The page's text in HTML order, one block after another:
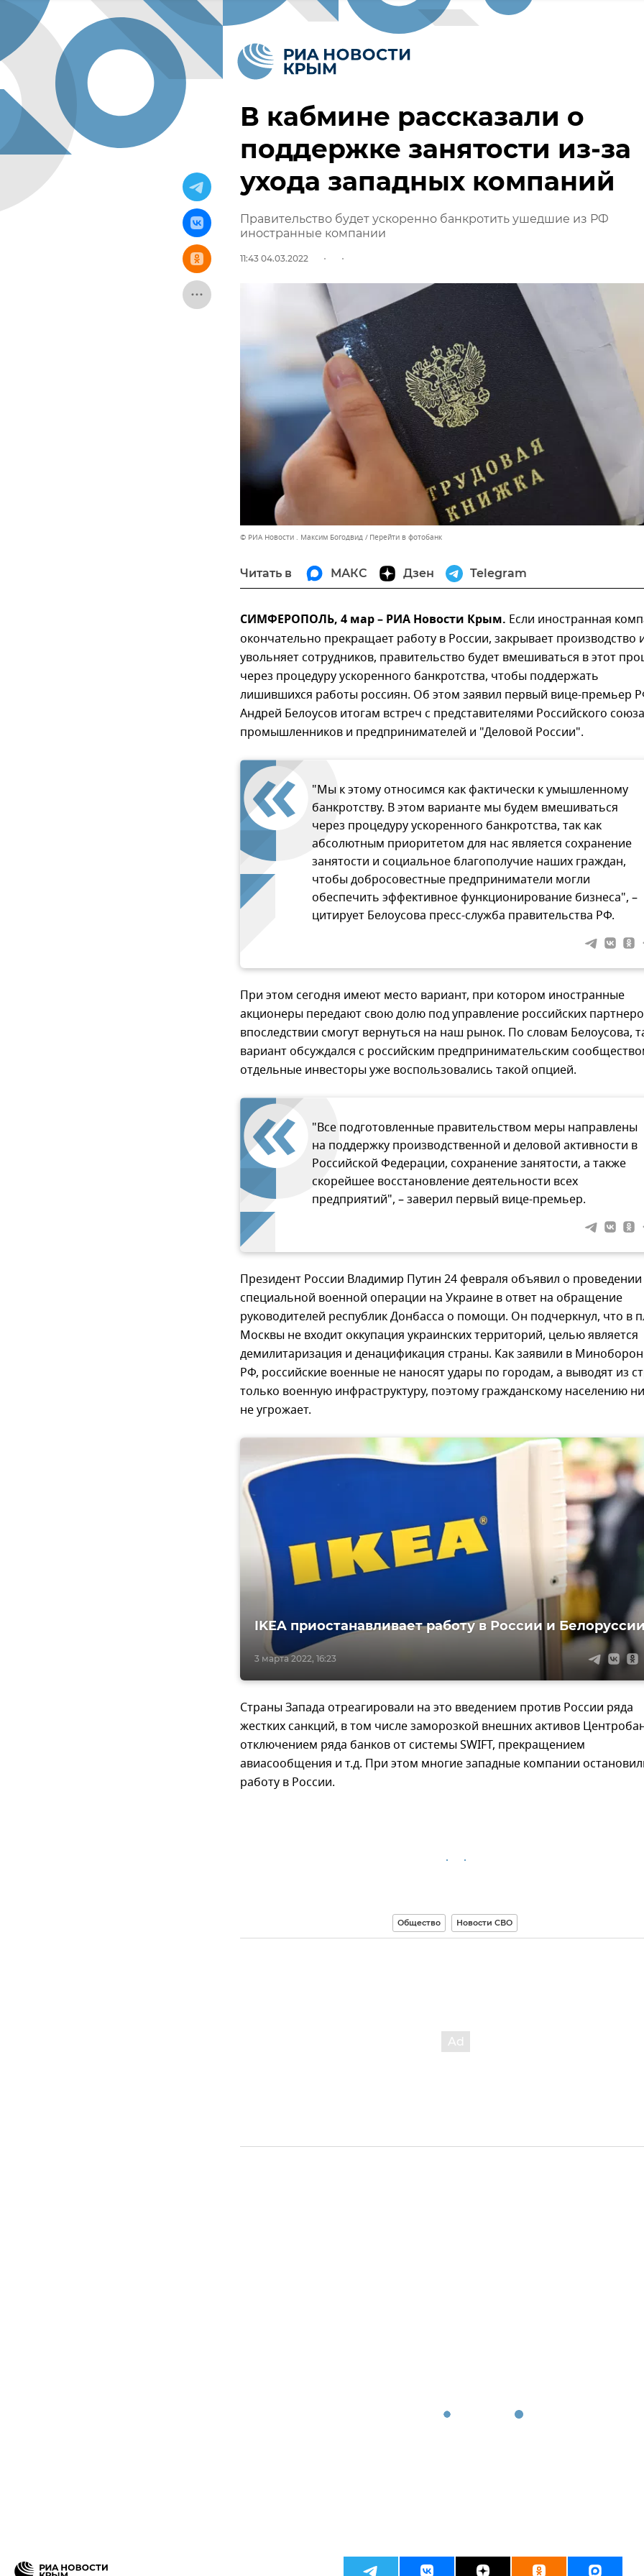
В кабмине рассказали о
поддержке занятости из-за
ухода западных компаний
Правительство будет ускоренно банкротить ушедшие из РФ
иностранные компании
11:43 04.03.2022
© РИА Новости . Максим Богодвид Перейти в фотобанк
Читать в МАКС Дзен Telegram
СИМФЕРОПОЛЬ, 4 мар – РИА Новости Крым. Если иностранная
окончательно прекращает работу в России, закрывает производство
увольняет сотрудников, правительство будет вмешиваться в этот
через процедуру ускоренного банкротства, чтобы поддержать
лишившихся работы россиян. Об этом заявил первый вице-премьер
Андрей Белоусов итогам встреч с представителями Российского союза
промышленников и предпринимателей и "Деловой России".
"Мы к этому относимся как фактически к умышленному
банкротству. В этом варианте мы будем вмешиваться
через процедуру ускоренного банкротства, так как
абсолютным приоритетом для нас является сохранение
занятости и социальное благополучие наших граждан,
чтобы добросовестные предприниматели могли
обеспечить эффективное функционирование бизнеса", –
цитирует Белоусова пресс-служба правительства РФ.
При этом сегодня имеют место вариант, при котором иностранные
акционеры передают свою долю под управление российских
впоследствии смогут вернуться на наш рынок. По словам Белоусова,
вариант обсуждался с российским предпринимательским
отдельные инвесторы уже воспользовались такой опцией.
"Все подготовленные правительством меры направлены
на поддержку производственной и деловой активности в
Российской Федерации, сохранение занятости, а также
скорейшее восстановление деятельности всех
предприятий", – заверил первый вице-премьер.
Президент России Владимир Путин 24 февраля объявил о проведении
специальной военной операции на Украине в ответ на обращение
руководителей республик Донбасса о помощи. Он подчеркнул, что в
Москвы не входит оккупация украинских территорий, целью является
демилитаризация и денацификация страны. Как заявили в
РФ, российские военные не наносят удары по городам, а выводят из
только военную инфраструктуру, поэтому гражданскому населению
не угрожает.
3 марта 2022, 16:23
IKEA приостанавливает работу в России и Белоруссии
Страны Запада отреагировали на это введением против России ряда
жестких санкций, в том числе заморозкой внешних активов
отключением ряда банков от системы SWIFT, прекращением
авиасообщения и т.д. При этом многие западные компании
работу в России.
Общество Новости СВО